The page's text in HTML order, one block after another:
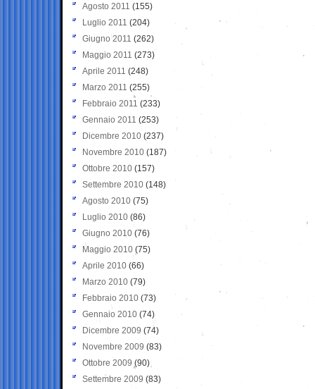
Agosto 2011 (155)
Luglio 2011 (204)
Giugno 2011 (262)
Maggio 2011 (273)
Aprile 2011 (248)
Marzo 2011 (255)
Febbraio 2011 (233)
Gennaio 2011 (253)
Dicembre 2010 (237)
Novembre 2010 (187)
Ottobre 2010 (157)
Settembre 2010 (148)
Agosto 2010 (75)
Luglio 2010 (86)
Giugno 2010 (76)
Maggio 2010 (75)
Aprile 2010 (66)
Marzo 2010 (79)
Febbraio 2010 (73)
Gennaio 2010 (74)
Dicembre 2009 (74)
Novembre 2009 (83)
Ottobre 2009 (90)
Settembre 2009 (83)